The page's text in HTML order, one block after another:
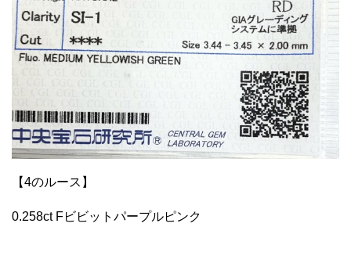
【4のルース】
0.258ct Fビビットパープルピンク